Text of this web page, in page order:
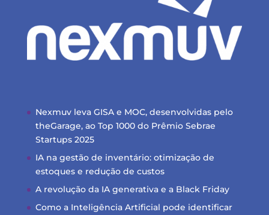
Nexmuv leva GISA e MOC, desenvolvidas pelo
theGarage, ao Top 1000 do Prêmio Sebrae
Startups 2025
IA na gestão de inventário: otimização de
estoques e redução de custos
A revolução da IA generativa e a Black Friday
Como a Inteligência Artificial pode identificar